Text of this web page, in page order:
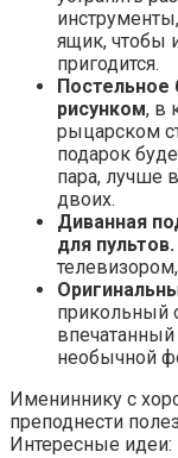
ящик, чтобы
пригодится.
рисунком, в
рыцарском
подарок
пара, лучше
двоих.
Диванная
для пультов.
прикольный
впечатанный
необычной
Имениннику с
преподнести
Интересные идеи: